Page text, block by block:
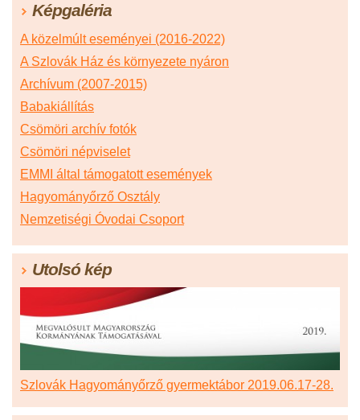
Képgaléria
A közelmúlt eseményei (2016-2022)
A Szlovák Ház és környezete nyáron
Archívum (2007-2015)
Babakiállítás
Csömöri archív fotók
Csömöri népviselet
EMMI által támogatott események
Hagyományőrző Osztály
Nemzetiségi Óvodai Csoport
Utolsó kép
Szlovák Hagyományőrző gyermektábor 2019.06.17-28.